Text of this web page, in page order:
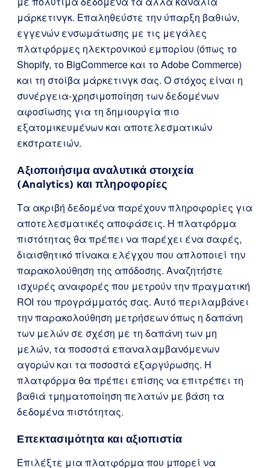
μάρκετινγκ. Επαληθεύστε την ύπαρξη βαθιών,
εγγενών ενσωμάτωσης με τις μεγάλες
πλατφόρμες ηλεκτρονικού εμπορίου (όπως το
Shopify, το BigCommerce και το Adobe Commerce)
και τη στοίβα μάρκετινγκ σας. Ο στόχος είναι η
συνέργεια-χρησιμοποίηση των δεδομένων
αφοσίωσης για τη δημιουργία πιο
εξατομικευμένων και αποτελεσματικών
εκστρατειών.
Αξιοποιήσιμα αναλυτικά στοιχεία
(Analytics) και πληροφορίες
Τα ακριβή δεδομένα παρέχουν πληροφορίες για
αποτελεσματικές αποφάσεις. Η πλατφόρμα
πιστότητας θα πρέπει να παρέχει ένα σαφές,
διαισθητικό πίνακα ελέγχου που απλοποιεί την
παρακολούθηση της απόδοσης. Αναζητήστε
ισχυρές αναφορές που μετρούν την πραγματική
ROI του προγράμματός σας. Αυτό περιλαμβάνει
την παρακολούθηση μετρήσεων όπως η δαπάνη
των μελών σε σχέση με τη δαπάνη των μη
μελών, τα ποσοστά επαναλαμβανόμενων
αγορών και τα ποσοστά εξαργύρωσης. Η
πλατφόρμα θα πρέπει επίσης να επιτρέπει τη
βαθιά τμηματοποίηση πελατών με βάση τα
δεδομένα πιστότητας.
Επεκτασιμότητα και αξιοπιστία
Επιλέξτε μια πλατφόρμα που μπορεί να